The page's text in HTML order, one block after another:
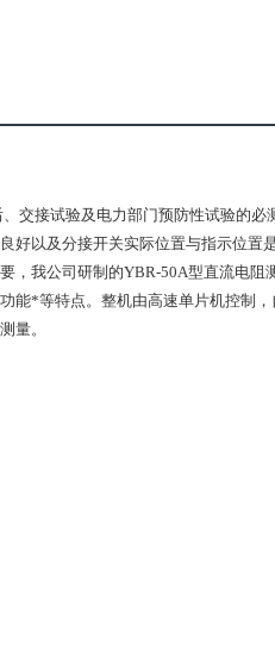
交接试验及电力部门预防性试验的必
好以及分接开关实际位置与指示位置
，我公司研制的YBR-50A型直流电阻
能*等特点。整机由高速单片机控制，
量。